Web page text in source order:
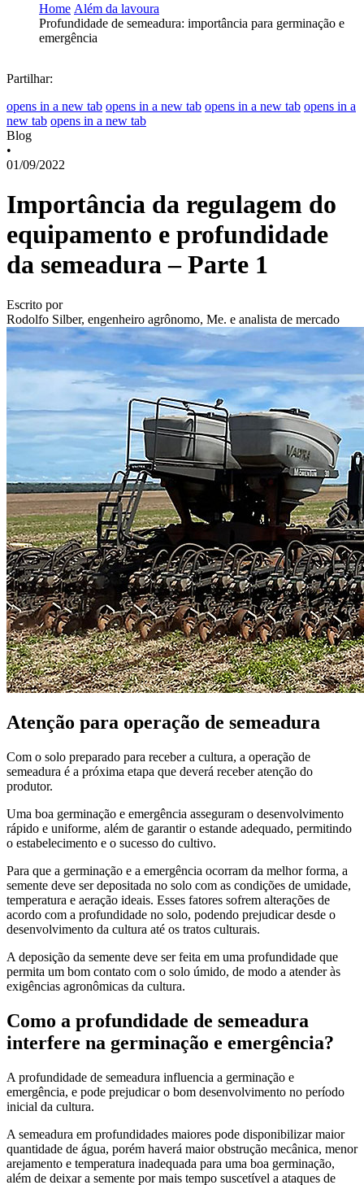
Home Além da lavoura
Profundidade de semeadura: importância para germinação e
emergência
Partilhar:
opens in a new tab opens in a new tab opens in a new tab opens in a
new tab opens in a new tab
Blog
•
01/09/2022
Importância da regulagem do
equipamento e profundidade
da semeadura – Parte 1
Escrito por
Rodolfo Silber, engenheiro agrônomo, Me. e analista de mercado
Atenção para operação de semeadura
Com o solo preparado para receber a cultura, a operação de
semeadura é a próxima etapa que deverá receber atenção do
produtor.
Uma boa germinação e emergência asseguram o desenvolvimento
rápido e uniforme, além de garantir o estande adequado, permitindo
o estabelecimento e o sucesso do cultivo.
Para que a germinação e a emergência ocorram da melhor forma, a
semente deve ser depositada no solo com as condições de umidade,
temperatura e aeração ideais. Esses fatores sofrem alterações de
acordo com a profundidade no solo, podendo prejudicar desde o
desenvolvimento da cultura até os tratos culturais.
A deposição da semente deve ser feita em uma profundidade que
permita um bom contato com o solo úmido, de modo a atender às
exigências agronômicas da cultura.
Como a profundidade de semeadura
interfere na germinação e emergência?
A profundidade de semeadura influencia a germinação e
emergência, e pode prejudicar o bom desenvolvimento no período
inicial da cultura.
A semeadura em profundidades maiores pode disponibilizar maior
quantidade de água, porém haverá maior obstrução mecânica, menor
arejamento e temperatura inadequada para uma boa germinação,
além de deixar a semente por mais tempo suscetível a ataques de